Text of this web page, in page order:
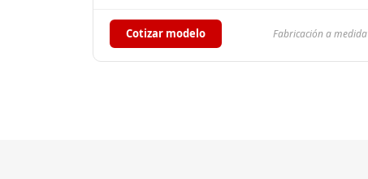
Cotizar modelo Fabricación a medida